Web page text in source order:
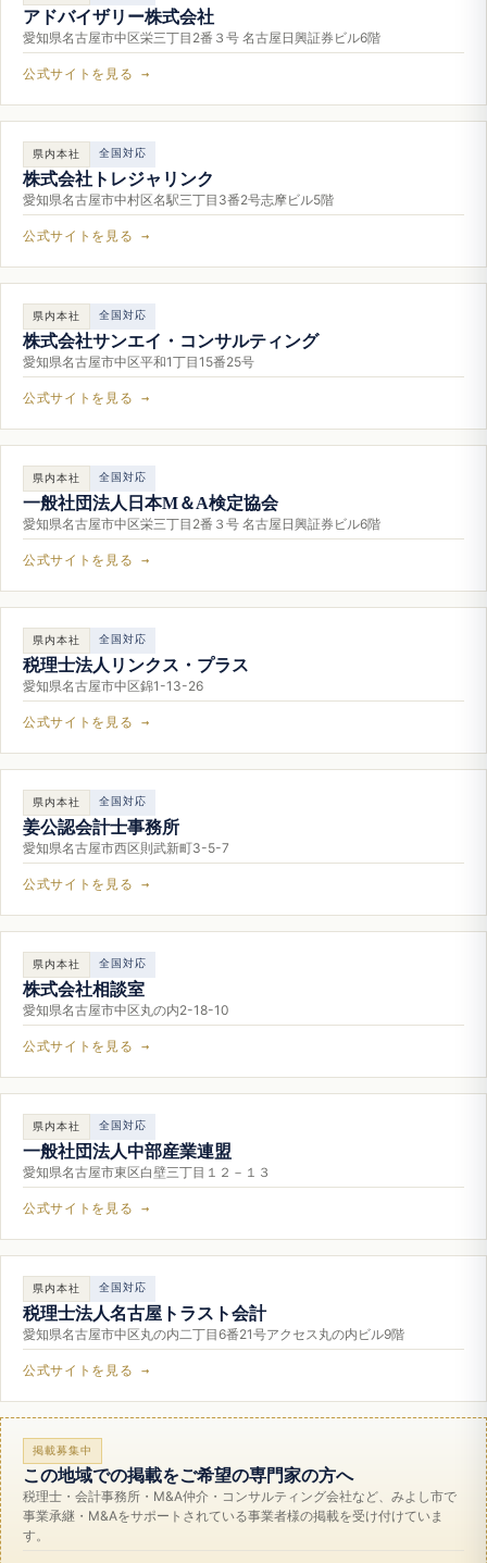
アドバイザリー株式会社
愛知県名古屋市中区栄三丁目2番３号 名古屋日興証券ビル6階
公式サイトを見る →
県内本社 全国対応
株式会社トレジャリンク
愛知県名古屋市中村区名駅三丁目3番2号志摩ビル5階
公式サイトを見る →
県内本社 全国対応
株式会社サンエイ・コンサルティング
愛知県名古屋市中区平和1丁目15番25号
公式サイトを見る →
県内本社 全国対応
一般社団法人日本M＆A検定協会
愛知県名古屋市中区栄三丁目2番３号 名古屋日興証券ビル6階
公式サイトを見る →
県内本社 全国対応
税理士法人リンクス・プラス
愛知県名古屋市中区錦1-13-26
公式サイトを見る →
県内本社 全国対応
姜公認会計士事務所
愛知県名古屋市西区則武新町3-5-7
公式サイトを見る →
県内本社 全国対応
株式会社相談室
愛知県名古屋市中区丸の内2-18-10
公式サイトを見る →
県内本社 全国対応
一般社団法人中部産業連盟
愛知県名古屋市東区白壁三丁目１２－１３
公式サイトを見る →
県内本社 全国対応
税理士法人名古屋トラスト会計
愛知県名古屋市中区丸の内二丁目6番21号アクセス丸の内ビル9階
公式サイトを見る →
掲載募集中
この地域での掲載をご希望の専門家の方へ
税理士・会計事務所・M&A仲介・コンサルティング会社など、みよし市で
事業承継・M&Aをサポートされている事業者様の掲載を受け付けていま
す。